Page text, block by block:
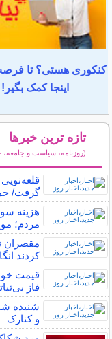
کنکوری هستی؟ تا
اینجا کمک بگیر!
تازه ترین خبرها
(روزنامه، سیاست و
گرفت/
هزینه
مردم؛
مقصران
کردند
فاز
شنیده
و کنارک